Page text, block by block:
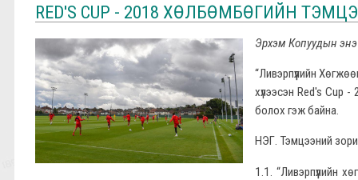
RED'S CUP - 2018 ХӨЛБӨМБӨГИЙН
Эрхэм Копуудын энэ
“Ливэрпүүлийн
хүлээсэн Red's Cup
болох гэж байна.
НЭГ. Тэмцээний
1.1. “Ливэрпүүлийн